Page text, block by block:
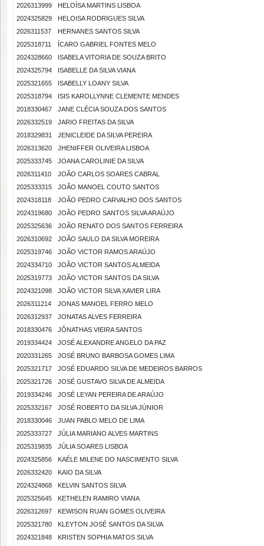
2026313999
HELOÍSA MARTINS LISBOA
2024325829
HELOISA RODRIGUES SILVA
2026311537
HERNANES SANTOS SILVA
2025318711
ÍCARO GABRIEL FONTES MELO
2024328660
ISABELA VITORIA DE SOUZA BRITO
2024325794
ISABELLE DA SILVA VIANA
2025321655
ISABELLY LOANY SILVA
2025318794
ISIS KAROLLYNNE CLEMENTE MENDES
2018330467
JANE CLÉCIA SOUZA DOS SANTOS
2026332519
JARIO FREITAS DA SILVA
2018329831
JENICLEIDE DA SILVA PEREIRA
2026313620
JHENIFFER OLIVEIRA LISBOA
2025333745
JOANA CAROLINIE DA SILVA
2026311410
JOÃO CARLOS SOARES CABRAL
2025333315
JOÃO MANOEL COUTO SANTOS
2024318118
JOÃO PEDRO CARVALHO DOS SANTOS
2024319680
JOÃO PEDRO SANTOS SILVA ARAÚJO
2025325636
JOÃO RENATO DOS SANTOS FERREIRA
2026310692
JOÃO SAULO DA SILVA MOREIRA
2025319746
JOÃO VICTOR RAMOS ARAÚJO
2024334710
JOÃO VICTOR SANTOS ALMEIDA
2025319773
JOÃO VICTOR SANTOS DA SILVA
2024321098
JOÃO VICTOR SILVA XAVIER LIRA
2026311214
JONAS MANOEL FERRO MELO
2026312937
JONATAS ALVES FERREIRA
2018330476
JÔNATHAS VIEIRA SANTOS
2019334424
JOSÉ ALEXANDRE ANGELO DA PAZ
2020331265
JOSÉ BRUNO BARBOSA GOMES LIMA
2025321717
JOSÉ EDUARDO SILVA DE MEDEIROS BARROS
2025321726
JOSÉ GUSTAVO SILVA DE ALMEIDA
2019334246
JOSÉ LEYAN PEREIRA DE ARAÚJO
2025332167
JOSÉ ROBERTO DA SILVA JÚNIOR
2018330046
JUAN PABLO MELO DE LIMA
2025333727
JÚLIA MARIANO ALVES MARTINS
2025319835
JÚLIA SOARES LISBOA
2024325856
KAÉLE MILENE DO NASCIMENTO SILVA
2026332420
KAIO DA SILVA
2024324868
KELVIN SANTOS SILVA
2025325645
KETHELEN RAMIRO VIANA
2026312697
KEWISON RUAN GOMES OLIVEIRA
2025321780
KLEYTON JOSÉ SANTOS DA SILVA
2024321848
KRISTEN SOPHIA MATOS SILVA